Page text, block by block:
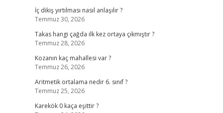
İç dikiş yırtılması nasıl anlaşılır ?
Temmuz 30, 2026
Takas hangi çağda ilk kez ortaya çıkmıştır ?
Temmuz 28, 2026
Kozanın kaç mahallesi var ?
Temmuz 26, 2026
Aritmetik ortalama nedir 6. sınıf ?
Temmuz 25, 2026
Karekök 0 kaça eşittir ?